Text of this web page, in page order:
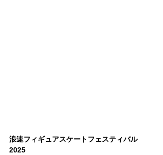
浪速フィギュアスケートフェスティバル
2025